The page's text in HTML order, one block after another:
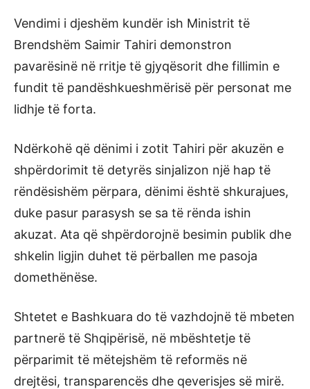
Vendimi i djeshëm kundër ish Ministrit të
Brendshëm Saimir Tahiri demonstron
pavarësinë në rritje të gjyqësorit dhe fillimin e
fundit të pandëshkueshmërisë për personat me
lidhje të forta.
Ndërkohë që dënimi i zotit Tahiri për akuzën e
shpërdorimit të detyrës sinjalizon një hap të
rëndësishëm përpara, dënimi është shkurajues,
duke pasur parasysh se sa të rënda ishin
akuzat. Ata që shpërdorojnë besimin publik dhe
shkelin ligjin duhet të përballen me pasoja
domethënëse.
Shtetet e Bashkuara do të vazhdojnë të mbeten
partnerë të Shqipërisë, në mbështetje të
përparimit të mëtejshëm të reformës në
drejtësi, transparencës dhe qeverisjes së mirë.